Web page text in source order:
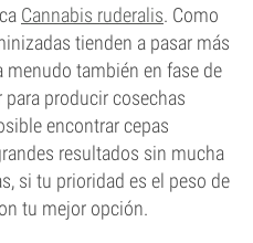
Cannabis ruderalis. Como
tienden a pasar más
también en fase de
producir cosechas
encontrar cepas
resultados sin mucha
si tu prioridad es el peso de
tu mejor opción.